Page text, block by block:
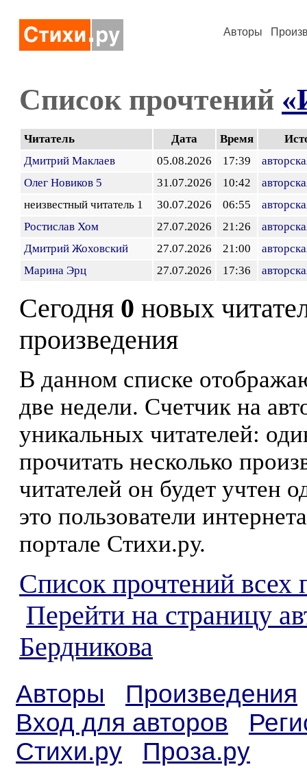
Авторы
Список прочтений
Читатель Дата Время
Дмитрий Маклаев
05.08.2026 17:39
Олег Новиков 5
31.07.2026 10:42
неизвестный читатель 1
30.07.2026 06:55
Ростислав Хом
27.07.2026 21:26
Дмитрий Жоховский
27.07.2026 21:00
Марина Эрц
27.07.2026 17:36
Сегодня 0 новых
произведения
В данном списке
две недели. Счетчик на
уникальных читателей:
прочитать несколько
читателей он будет учтен
это пользователи
портале Стихи.ру.
Список прочтений всех
Перейти на страницу
Бердникова
Авторы
Произведения
Вход для авторов
Стихи.ру
Проза.ру